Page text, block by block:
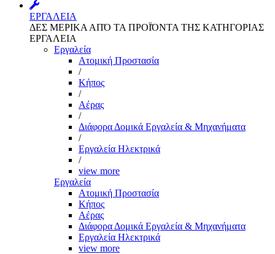
ΕΡΓΑΛΕΙΑ
ΔΕΣ ΜΕΡΙΚΑ ΑΠΌ ΤΑ ΠΡΟΪΌΝΤΑ ΤΗΣ ΚΑΤΗΓΟΡΙΑΣ
ΕΡΓΑΛΕΙΑ
Εργαλεία
Aτομική Προστασία
/
Kήπος
/
Αέρας
/
Διάφορα Δομικά Εργαλεία & Μηχανήματα
/
Εργαλεία Ηλεκτρικά
/
view more
Εργαλεία
Aτομική Προστασία
Kήπος
Αέρας
Διάφορα Δομικά Εργαλεία & Μηχανήματα
Εργαλεία Ηλεκτρικά
view more